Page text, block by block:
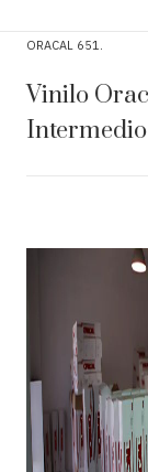
ORACAL 651
Vinilo
Intermedio